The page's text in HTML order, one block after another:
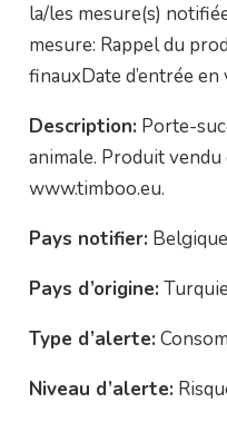
la/les mesure(s)
mesure: Rappel du
finauxDate d’entrée
Description: Porte-
animale. Produit
www.timboo.eu.
Pays notifier: Belgique
Pays d’origine: Turquie
Type d’alerte:
Niveau d’alerte: